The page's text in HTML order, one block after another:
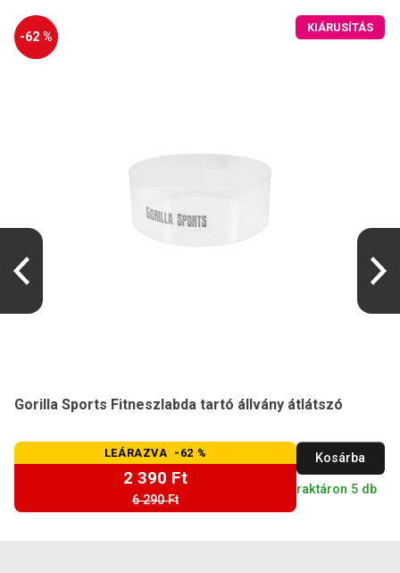
-62 %
KIÁRUSÍTÁS
Gorilla Sports Fitneszlabda tartó állvány átlátszó
LEÁRAZVA -62 %
2 390 Ft
6 290 Ft
Kosárba
raktáron 5 db